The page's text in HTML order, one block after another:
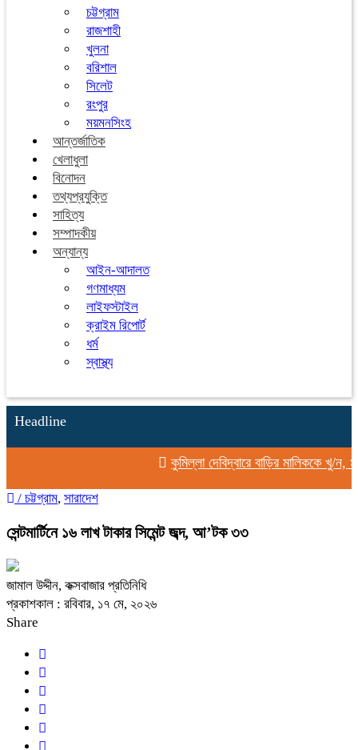
চট্টগ্রাম
রাজশাহী
খুলনা
বরিশাল
সিলেট
রংপুর
ময়মনসিংহ
আন্তর্জাতিক
খেলাধুলা
বিনোদন
তথ্যপ্রযুক্তি
সাহিত্য
সম্পাদকীয়
অন্যান্য
আইন-আদালত
গণমাধ্যম
লাইফস্টাইল
ক্রাইম রিপোর্ট
ধর্ম
স্বাস্থ্য
Headline
কুমিল্লা দেবিদ্বারে বাড়ির মালিককে খু/
/ চট্টগ্রাম, সারাদেশ
সেন্টমার্টিনে ১৬ লাখ টাকার সিমেন্ট জব্দ, আ’টক ৩৩
জামাল উদ্দীন, কক্সবাজার প্রতিনিধি
প্রকাশকাল : রবিবার, ১৭ মে, ২০২৬
Share